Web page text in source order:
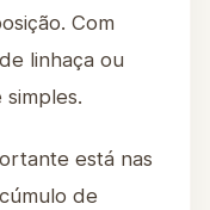
Com
linhaça ou
está nas
de